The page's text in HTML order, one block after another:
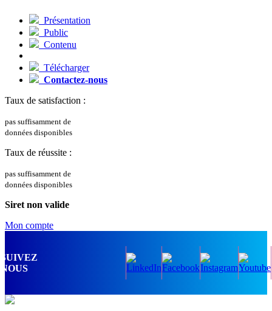
Présentation
Public
Contenu
Télécharger
Contactez-nous
Taux de satisfaction :
pas suffisamment de
données disponibles
Taux de réussite :
pas suffisamment de
données disponibles
Siret non valide
Mon compte
SUIVEZ
NOUS